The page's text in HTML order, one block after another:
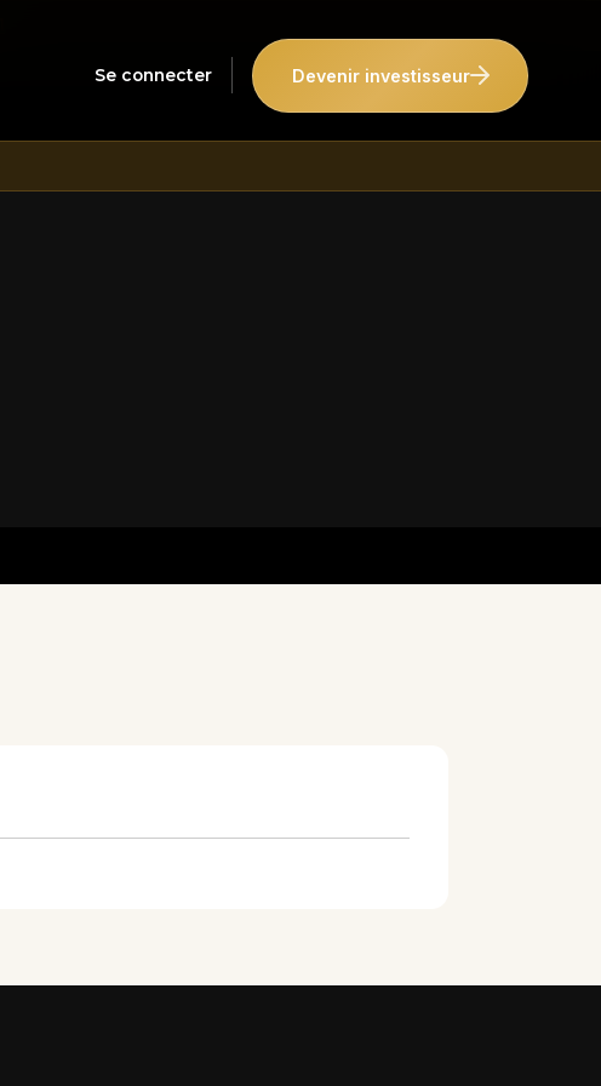
Se connecter Devenir investisseur